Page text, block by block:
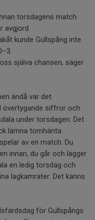
torsdagens match
avgjord.
kunde Gullspång inte
själva chansen, säger
ändå var det
övertygande siffror och
under torsdagen. Det
lämna tomhänta.
av en match. Du
innan, du går och lägger
en ledig torsdag och
lagkamrater. Det känns
för Gullspångs